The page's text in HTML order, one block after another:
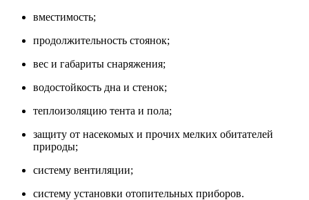
вместимость;
продолжительность стоянок;
вес и габариты снаряжения;
водостойкость дна и стенок;
теплоизоляцию тента и пола;
защиту от насекомых и прочих мелких обитателей
природы;
систему вентиляции;
систему установки отопительных приборов.